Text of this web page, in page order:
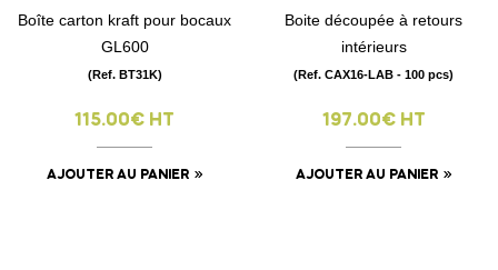
Boîte carton kraft pour bocaux
GL600
(Ref. BT31K)
115.00€ HT
AJOUTER AU PANIER
Boite découpée à retours
intérieurs
(Ref. CAX16-LAB - 100 pcs)
197.00€ HT
AJOUTER AU PANIER